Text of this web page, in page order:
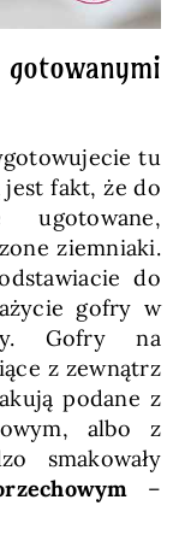
tu
fakt, że do
ziemniaki.
do
gofry w
Gofry na
z zewnątrz
podane z
albo z
smakowały
–